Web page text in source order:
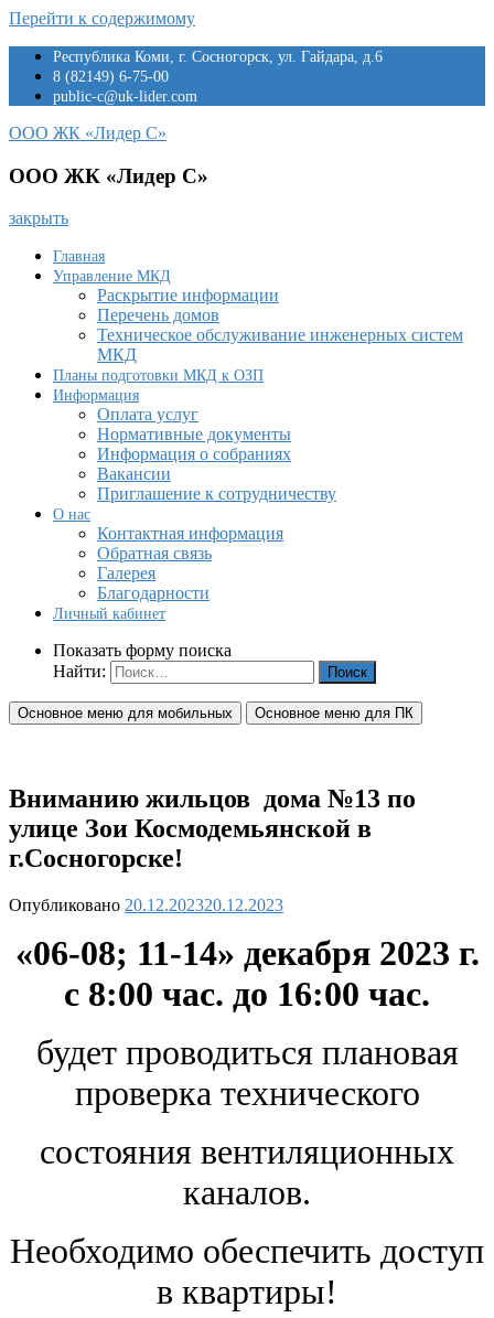
Перейти к содержимому
Республика Коми, г. Сосногорск, ул. Гайдара, д.6
8 (82149) 6-75-00
public-c@uk-lider.com
ООО ЖК «Лидер С»
ООО ЖК «Лидер С»
закрыть
Главная
Управление МКД
Раскрытие информации
Перечень домов
Техническое обслуживание инженерных систем
МКД
Планы подготовки МКД к ОЗП
Информация
Оплата услуг
Нормативные документы
Информация о собраниях
Вакансии
Приглашение к сотрудничеству
О нас
Контактная информация
Обратная связь
Галерея
Благодарности
Личный кабинет
Показать форму поиска
Найти:
Основное меню для мобильных Основное меню для ПК
Вниманию жильцов дома №13 по
улице Зои Космодемьянской в
г.Сосногорске!
Опубликовано 20.12.202320.12.2023
«06-08; 11-14» декабря 2023 г.
с 8:00 час. до 16:00 час.
будет проводиться плановая
проверка технического
состояния вентиляционных
каналов.
Необходимо обеспечить доступ
в квартиры!